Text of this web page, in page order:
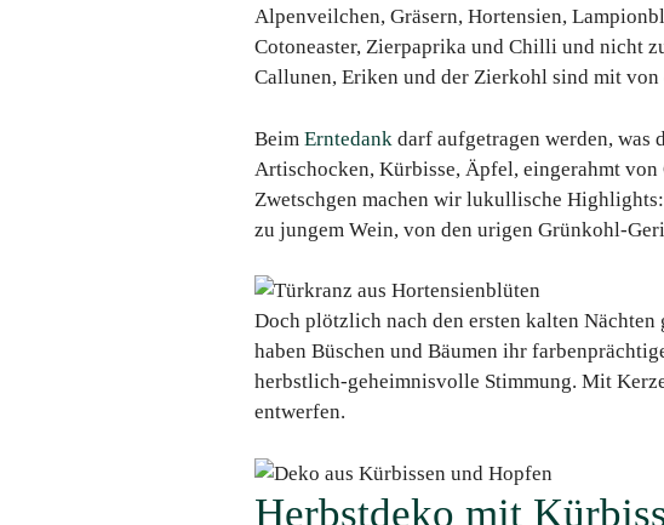
Alpenveilchen, Gräsern, Hortensien,
Cotoneaster, Zierpaprika und Chilli und nicht
Callunen, Eriken und der Zierkohl sind mit von
Beim Erntedank darf aufgetragen werden, was
Artischocken, Kürbisse, Äpfel, eingerahmt
Zwetschgen machen wir lukullische
zu jungem Wein, von den urigen Grünkohl-
Doch plötzlich nach den ersten kalten Nächten
haben Büschen und Bäumen ihr
herbstlich-geheimnisvolle Stimmung. Mit
entwerfen.
Herbstdeko mit